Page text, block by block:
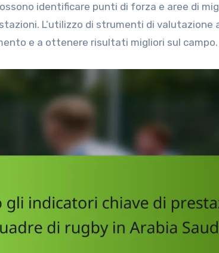
identificare punti di forza e aree di
L’utilizzo di strumenti di
e a ottenere risultati migliori sul campo.